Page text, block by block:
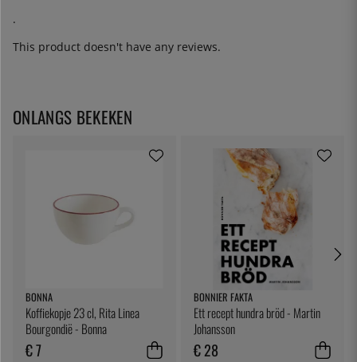
.
This product doesn't have any reviews.
ONLANGS BEKEKEN
BONNA
Koffiekopje 23 cl, Rita Linea
Bourgondië - Bonna
€ 7
BONNIER FAKTA
Ett recept hundra bröd - Martin
Johansson
€ 28